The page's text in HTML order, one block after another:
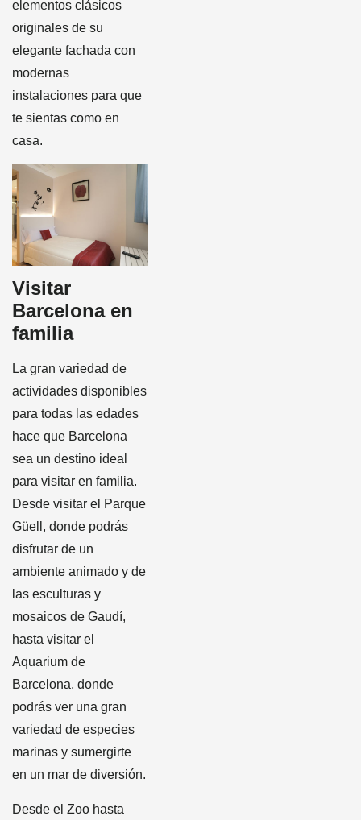
elementos clásicos
originales de su
elegante fachada con
modernas
instalaciones para que
te sientas como en
casa.
Visitar
Barcelona en
familia
La gran variedad de
actividades disponibles
para todas las edades
hace que Barcelona
sea un destino ideal
para visitar en familia.
Desde visitar el Parque
Güell, donde podrás
disfrutar de un
ambiente animado y de
las esculturas y
mosaicos de Gaudí,
hasta visitar el
Aquarium de
Barcelona, donde
podrás ver una gran
variedad de especies
marinas y sumergirte
en un mar de diversión.
Desde el Zoo hasta